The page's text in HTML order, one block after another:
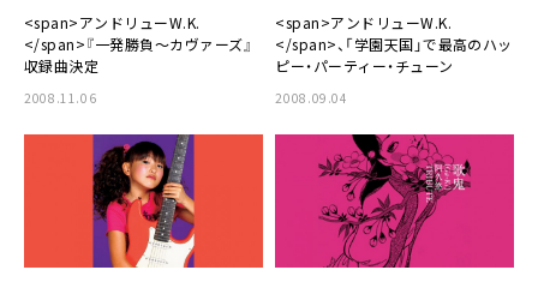
<span>アンドリューW.K.
</span>『一発勝負～カヴァーズ』
収録曲決定
2008.11.06
<span>アンドリューW.K.
</span>、「学園天国」で最高のハッ
ピー・パーティー・チューン
2008.09.04